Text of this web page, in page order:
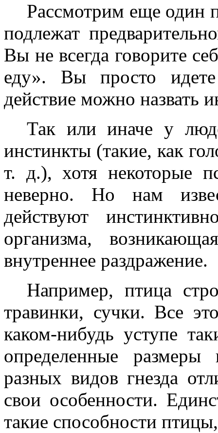
Рассмотрим еще один
подлежат
Вы не всегда говорите
еду». Вы просто
действие можно назвать
Так или иначе у
инстинкты (такие, как
т. д.), хотя некоторые
неверно. Но нам
действуют
организма,
внутреннее раздражение.
Например, птица
травинки, сучки. Все
каком-нибудь уступе
определенные
разных видов гнезда
свои особенности.
такие способности